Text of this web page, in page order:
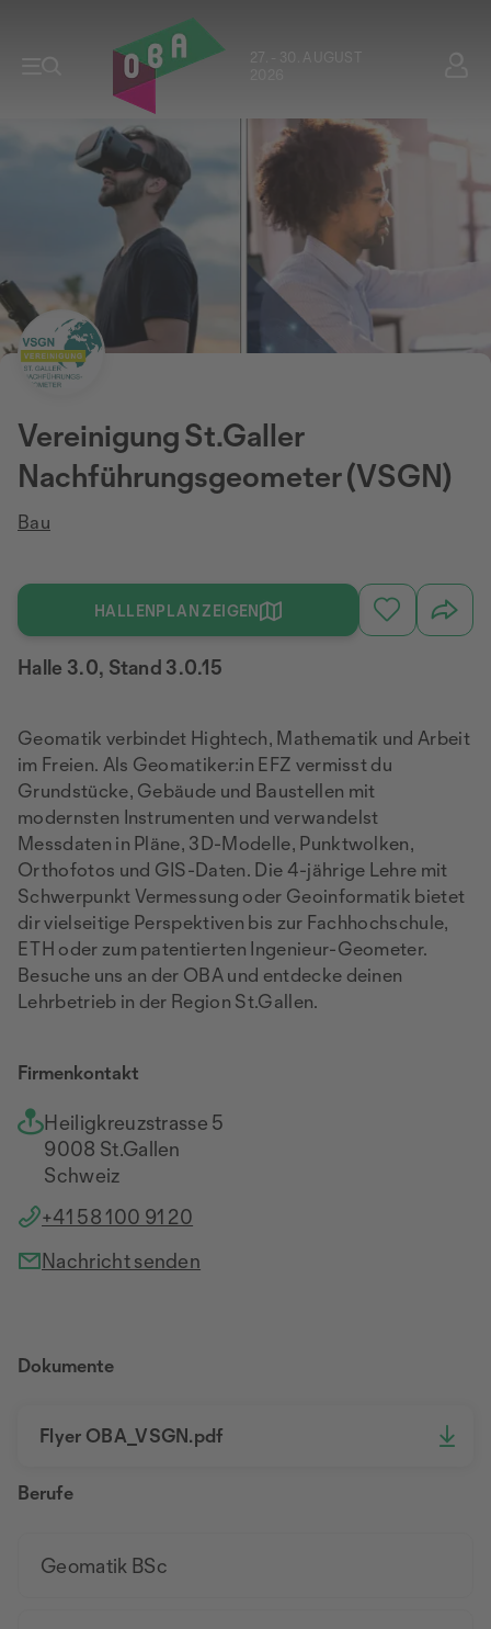
27. - 30. AUGUST
Vereinigung St.Galler
Nachführungsgeometer (VSGN)
Bau
HALLENPLAN ZEIGEN
Halle 3.0, Stand 3.0.15
Geomatik verbindet Hightech, Mathematik und Arbeit
im Freien. Als Geomatiker:in EFZ vermisst du
Grundstücke, Gebäude und Baustellen mit
modernsten Instrumenten und verwandelst
Messdaten in Pläne, 3D-Modelle, Punktwolken,
Orthofotos und GIS-Daten. Die 4-jährige Lehre mit
Schwerpunkt Vermessung oder Geoinformatik bietet
dir vielseitige Perspektiven bis zur Fachhochschule,
ETH oder zum patentierten Ingenieur-Geometer.
Besuche uns an der OBA und entdecke deinen
Lehrbetrieb in der Region St.Gallen.
Firmenkontakt
Heiligkreuzstrasse 5
9008 St.Gallen
Schweiz
+41 58 100 91 20
Nachricht senden
Dokumente
Flyer OBA_VSGN.pdf
Berufe
Geomatik BSc